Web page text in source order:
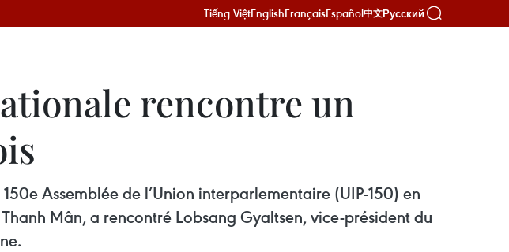
Tiếng ViệtEnglishFrançaisEspañol中文Русский
rencontre un
Assemblée de l’Union interparlementaire (UIP-150) en
Mân, a rencontré Lobsang Gyaltsen, vice-président du